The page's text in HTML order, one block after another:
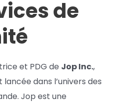
de
et PDG de Jop Inc.,
lancée dans l’univers des
Jop est une